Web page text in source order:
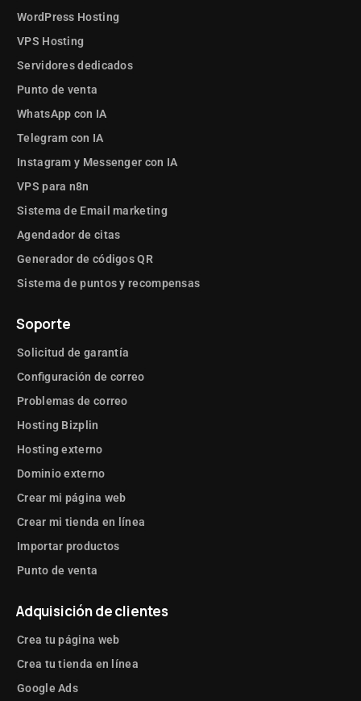
WordPress Hosting
VPS Hosting
Servidores dedicados
Punto de venta
WhatsApp con IA
Telegram con IA
Instagram y Messenger con IA
VPS para n8n
Sistema de Email marketing
Agendador de citas
Generador de códigos QR
Sistema de puntos y recompensas
Soporte
Solicitud de garantía
Configuración de correo
Problemas de correo
Hosting Bizplin
Hosting externo
Dominio externo
Crear mi página web
Crear mi tienda en línea
Importar productos
Punto de venta
Adquisición de clientes
Crea tu página web
Crea tu tienda en línea
Google Ads